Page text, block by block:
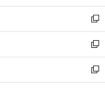
開
く
ウ
で
開
く
ン
ド
ウ
で
開
く
ウ
ィ
ン
ド
ウ
で
開
し
い
ウ
ィ
ン
ド
ウ
新
し
い
ウ
ィ
ン
新
し
い
ウ
新
し